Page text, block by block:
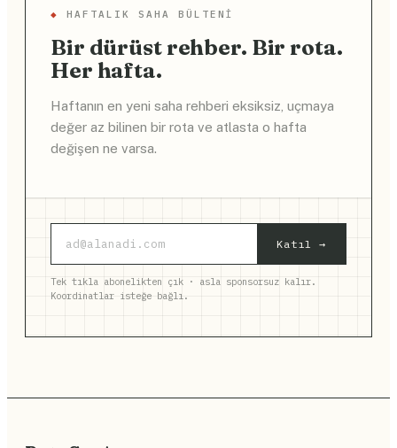
◆ HAFTALIK SAHA BÜLTENI
Bir dürüst rehber. Bir rota.
Her hafta.
Haftanın en yeni saha rehberi eksiksiz, uçmaya
değer az bilinen bir rota ve atlasta o hafta
değişen ne varsa.
Katıl →
Tek tıkla abonelikten çık · asla sponsorsuz kalır.
Koordinatlar isteğe bağlı.